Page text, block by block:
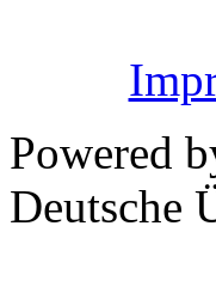
Powered
Deutsche